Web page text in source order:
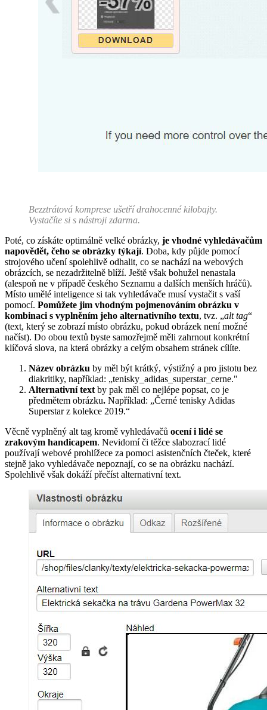
Bezztrátová komprese ušetří drahocenné kilobajty.
Vystačíte si s nástroji zdarma.
Poté, co získáte optimálně velké obrázky, je vhodné vyhledávačům
napovědět, čeho se obrázky týkají. Doba, kdy půjde pomocí
strojového učení spolehlivě odhalit, co se nachází na webových
obrázcích, se nezadržitelně blíží. Ještě však bohužel nenastala
(alespoň ne v případě českého Seznamu a dalších menších hráčů).
Místo umělé inteligence si tak vyhledávače musí vystačit s vaší
pomocí. Pomůžete jim vhodným pojmenováním obrázku v
kombinaci s vyplněním jeho alternativního textu, tvz. „alt tag“
(text, který se zobrazí místo obrázku, pokud obrázek není možné
načíst). Do obou textů byste samozřejmě měli zahrnout konkrétní
klíčová slova, na která obrázky a celým obsahem stránek cílíte.
Název obrázku by měl být krátký, výstižný a pro jistotu bez
diakritiky, například: „tenisky_adidas_superstar_cerne."
Alternativní text by pak měl co nejlépe popsat, co je
předmětem obrázku. Například: „Černé tenisky Adidas
Superstar z kolekce 2019.“
Věcně vyplněný alt tag kromě vyhledávačů ocení i lidé se
zrakovým handicapem. Nevidomí či těžce slabozrací lidé
používají webové prohlížece za pomoci asistenčních čteček, které
stejně jako vyhledávače nepoznají, co se na obrázku nachází.
Spolehlivě však dokáží přečíst alternativní text.